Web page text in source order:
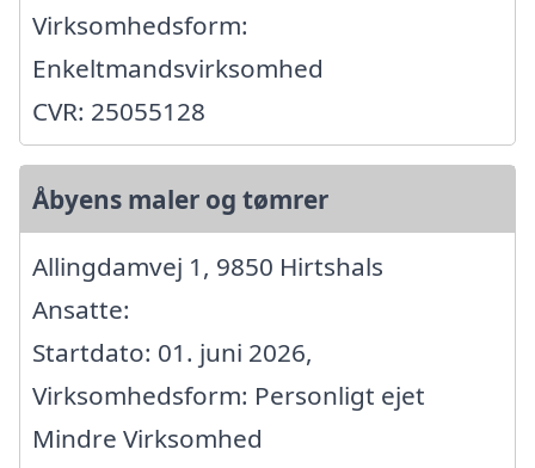
Virksomhedsform:
Enkeltmandsvirksomhed
CVR: 25055128
Åbyens maler og tømrer
Allingdamvej 1, 9850 Hirtshals
Ansatte:
Startdato: 01. juni 2026,
Virksomhedsform: Personligt ejet
Mindre Virksomhed